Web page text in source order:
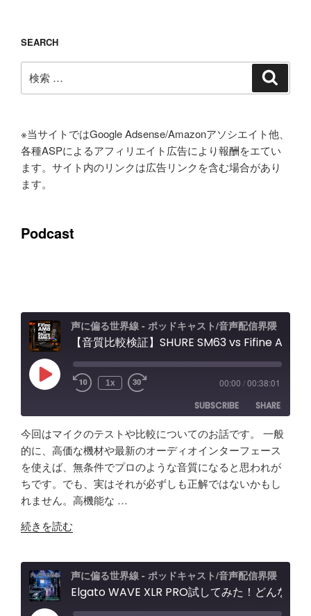
シ
ョ
ン
SEARCH
索:
※当サイトではGoogle Adsense/Amazonアソシエイト他、
各種ASPによるアフィリエイト広告により報酬をエてい
ます。サイト内のリンクは広告リンクを含む場合があり
ます。
Podcast
声に偏る世界線 - ポッドキャスト/音声配信界隈
Play
Episode 1x 00:00 /00:38:01
SUBSCRIBE
SHARE
Amazon
Apple Podcasts
RSS
Spotify
RSS FEED
SHARE
LINK
EMBED
今回はマイクのテストや比較についてのお話です。 一般
的に、高価な機材や最新のオーディオインターフェース
を使えば、無条件でプロのような音質になると思われが
ちです。でも、実はそれが必ずしも正解ではないかもし
れません。高機能な …
"【音
較
検
証】
続きを読む
声に偏る世界線 - ポッドキャスト/音声配信界隈